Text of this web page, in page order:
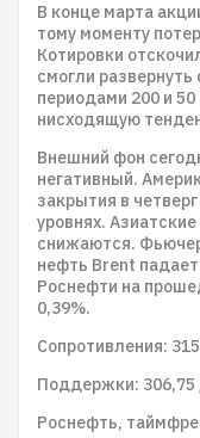
В конце марта
тому моменту
Котировки
смогли
периодами 200 и
нисходящую
Внешний фон
негативный.
закрытия в
уровнях.
снижаются.
нефть Brent
Роснефти на
0,39%.
Сопротивления:
Поддержки: 306,75
Роснефть,